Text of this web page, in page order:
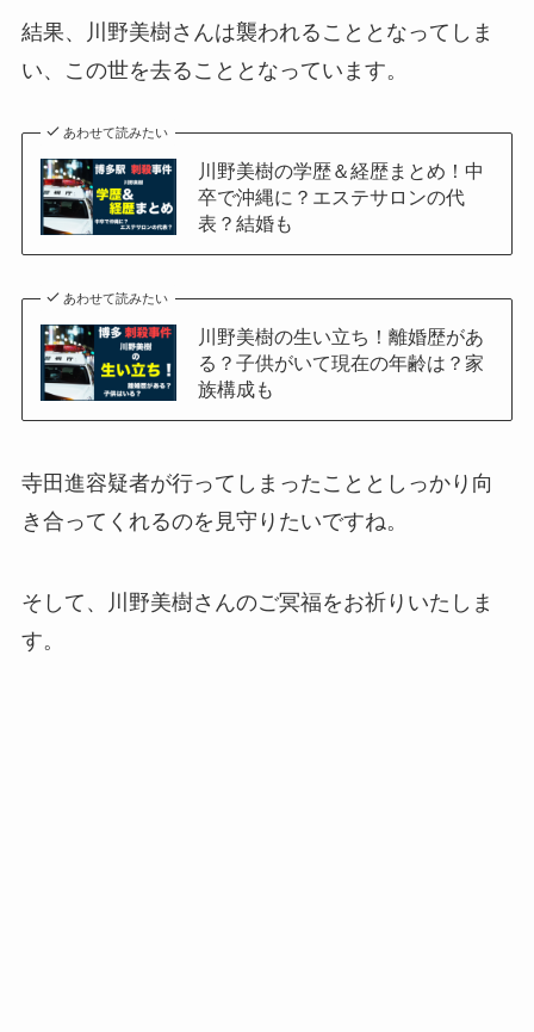
結果、川野美樹さんは襲われることとなってしま
い、この世を去ることとなっています。
あわせて読みたい
川野美樹の学歴＆経歴まとめ！中
卒で沖縄に？エステサロンの代
表？結婚も
あわせて読みたい
川野美樹の生い立ち！離婚歴があ
る？子供がいて現在の年齢は？家
族構成も
寺田進容疑者が行ってしまったこととしっかり向
き合ってくれるのを見守りたいですね。
そして、川野美樹さんのご冥福をお祈りいたしま
す。